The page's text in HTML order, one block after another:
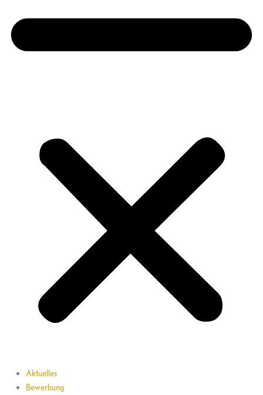
Aktuelles
Bewerbung